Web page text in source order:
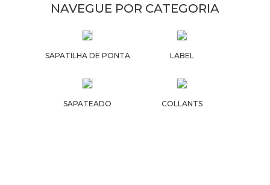
NAVEGUE POR CATEGORIA
SAPATILHA DE PONTA LABEL
SAPATEADO COLLANTS